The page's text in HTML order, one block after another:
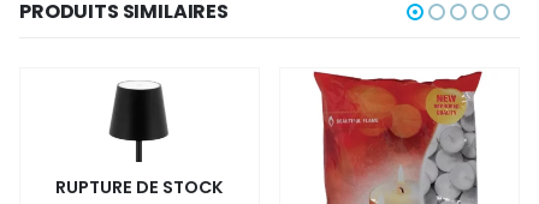
PRODUITS SIMILAIRES
RUPTURE DE STOCK